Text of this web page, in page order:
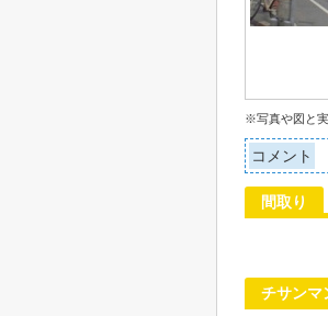
※写真や図と実
コメント
間取り
チサンマ